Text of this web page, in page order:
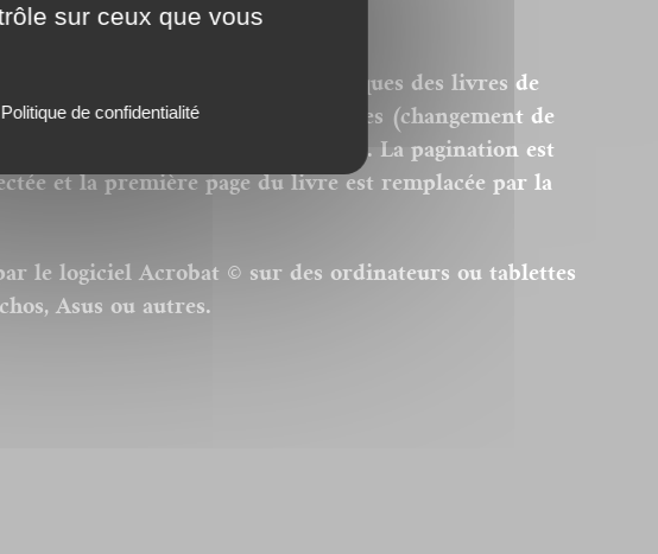
sont des versions PDF homothétiques des livres de
Ils ne sont donc pas modifiables (changement de
la police, modification des images). La pagination est
et la première page du livre est remplacée par la
le logiciel Acrobat © sur des ordinateurs ou tablettes
Asus ou autres.
sur ceux que vous
Politique de confidentialité